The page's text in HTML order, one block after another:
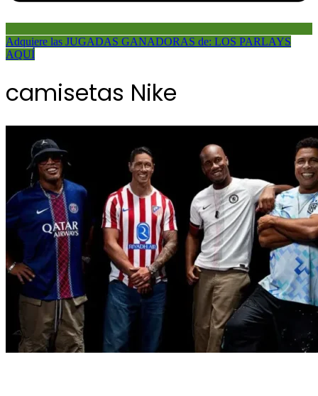
Adquiere las JUGADAS GANADORAS de: LOS PARLAYS
AQUÍ
camisetas Nike